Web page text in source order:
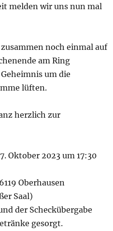
melden wir uns nun mal
noch einmal auf
am Ring
um die
lüften.
herzlich zur
Oktober 2023 um 17:30
Oberhausen
Saal)
der Scheckübergabe
gesorgt.